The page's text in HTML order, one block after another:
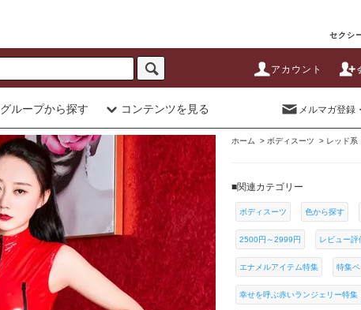
セクシ
アカウント
グループから探す コンテンツを見る メルマガ登録
ホーム > ボディスーツ > レッド系
■関連カテゴリー
ボディスーツ 色から探す
2500円～2999円 レビュー
エナメルアイテム特集 特集
幸せを呼ぶ赤いランジェリー特集